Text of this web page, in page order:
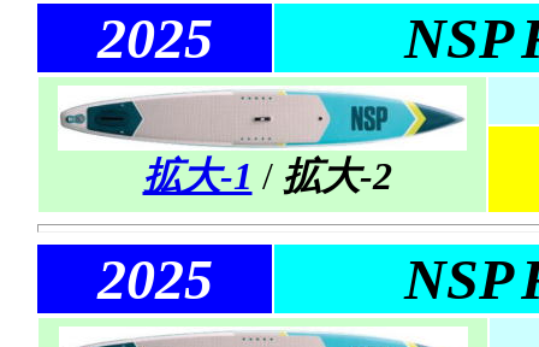
2025 NSP
拡大-1 / 拡大-2
2025 NSP